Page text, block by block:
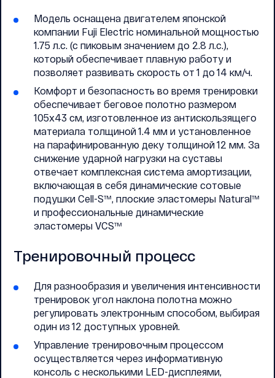
Модель оснащена двигателем японской
компании Fuji Electric номинальной мощностью
1.75 л.с. (с пиковым значением до 2.8 л.с.),
который обеспечивает плавную работу и
позволяет развивать скорость от 1 до 14 км/ч.
Комфорт и безопасность во время тренировки
обеспечивает беговое полотно размером
105x43 см, изготовленное из антискользящего
материала толщиной 1.4 мм и установленное
на парафинированную деку толщиной 12 мм. За
снижение ударной нагрузки на суставы
отвечает комплексная система амортизации,
включающая в себя динамические сотовые
подушки Cell-S™, плоские эластомеры Natural™
и профессиональные динамические
эластомеры VCS™
Тренировочный процесс
Для разнообразия и увеличения интенсивности
тренировок угол наклона полотна можно
регулировать электронным способом, выбирая
один из 12 доступных уровней.
Управление тренировочным процессом
осуществляется через информативную
консоль с несколькими LED-дисплеями,